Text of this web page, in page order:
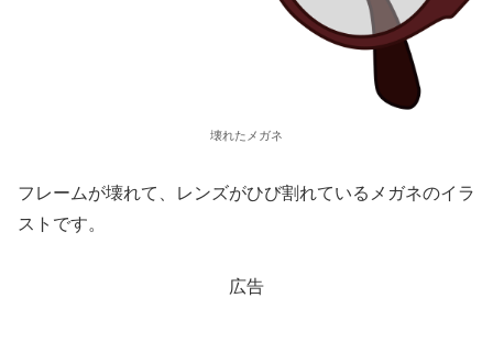
壊れたメガネ
フレームが壊れて、レンズがひび割れているメガネのイラ
ストです。
広告